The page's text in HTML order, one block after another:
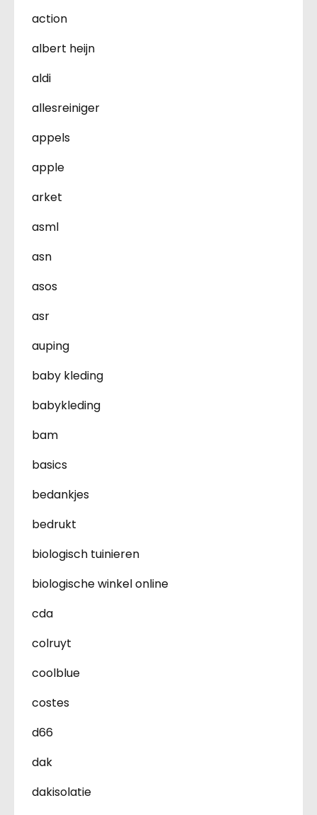
action
albert heijn
aldi
allesreiniger
appels
apple
arket
asml
asn
asos
asr
auping
baby kleding
babykleding
bam
basics
bedankjes
bedrukt
biologisch tuinieren
biologische winkel online
cda
colruyt
coolblue
costes
d66
dak
dakisolatie